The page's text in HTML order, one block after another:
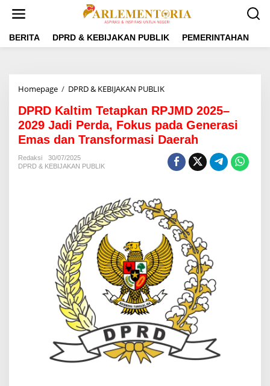
t
BERITA DPRD & KEBIJAKAN PUBLIK PEMERINTAHAN
Homepage / DPRD & KEBIJAKAN PUBLIK
R
D
K
a
e
t
a
p
k
a
n
P
M
D
2
0
DPRD Kaltim Tetapkan RPJMD 2025–
2029 Jadi Perda, Fokus pada Generasi
Emas dan Transformasi Daerah
Redaksi
30/07/2025
DPRD & KEBIJAKAN PUBLIK